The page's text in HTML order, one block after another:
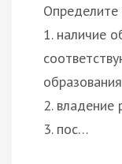
Определите
1. наличие
2. владение
3. пос…